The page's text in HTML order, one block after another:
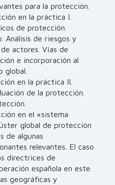
para la protección.
en la práctica I.
de protección.
Análisis de riesgos y
actores. Vías de
e incorporación al
global.
en la práctica II.
de la protección.
en el «sistema
global de protección
de algunas
relevantes. El caso
directrices de
española en este
geográficas y